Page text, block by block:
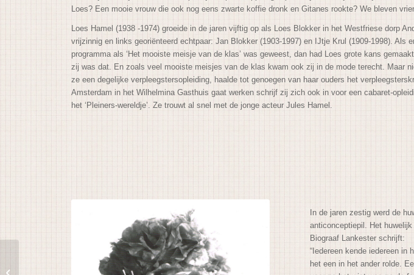
Loes? Een mooie vrouw die ook nog eens zwarte koffie dronk en Gitanes rookte? We bleven
Loes Hamel (1938 -1974) groeide in de jaren vijftig op als Loes Blokker in het Westfriese dorp
vrijzinnig en links georiënteerd echtpaar: Jan Blokker (1903-1997) en IJtje Krul (1909-1998). Als
programma als ‘Het mooiste meisje van de klas’ was geweest, dan had Loes grote kans
zij was dat. En zoals veel mooiste meisjes van de klas kwam ook zij in de mode terecht. Maar
ze een degelijke verpleegstersopleiding, haalde tot genoegen van haar ouders het
Amsterdam in het Wilhelmina Gasthuis gaat werken schrijf zij zich ook in voor een cabaret-
het ‘Pleiners-wereldje’. Ze trouwt al snel met de jonge acteur Jules Hamel.
In de jaren zestig werd de
anticonceptiepil. Het
Biograaf Lankester schrijft:
“Iedereen kende iedereen in
het een in het ander rolde.